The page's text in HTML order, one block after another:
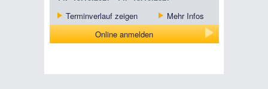
Terminverlauf zeigen
Mehr Infos
Online anmelden